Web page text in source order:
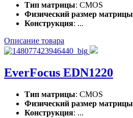
Тип матрицы: CMOS
Физический размер матрицы
Конструкция: ...
Описание товара
EverFocus EDN1220
Тип матрицы: CMOS
Физический размер матрицы
Конструкция: ...